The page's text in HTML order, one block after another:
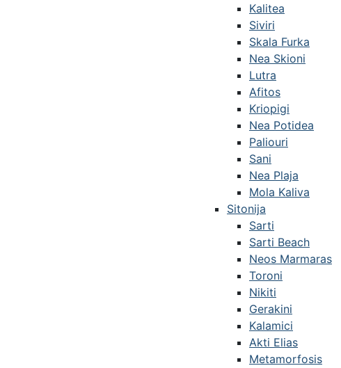
Kalitea
Siviri
Skala Furka
Nea Skioni
Lutra
Afitos
Kriopigi
Nea Potidea
Paliouri
Sani
Nea Plaja
Mola Kaliva
Sitonija
Sarti
Sarti Beach
Neos Marmaras
Toroni
Nikiti
Gerakini
Kalamici
Akti Elias
Metamorfosis